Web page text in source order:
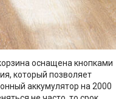
оснащена кнопками
который позволяет
аккумулятор на 2000